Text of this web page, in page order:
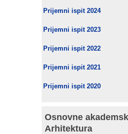
Prijemni ispit 2024
Prijemni ispit 2023
Prijemni ispit 2022
Prijemni ispit 2021
Prijemni ispit 2020
Osnovne
Arhitektura